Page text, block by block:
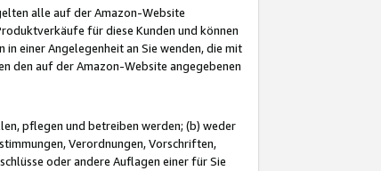
alle auf der Amazon-Website
für diese Kunden und können
einer Angelegenheit an Sie wenden, die mit
den auf der Amazon-Website angegebenen
pflegen und betreiben werden; (b) weder
Verordnungen, Vorschriften,
oder andere Auflagen einer für Sie